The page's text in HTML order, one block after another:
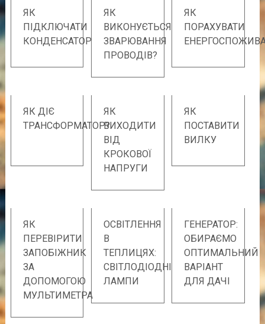
ЯК
ПІДКЛЮЧАТИ
КОНДЕНСАТОР
ЯК
ВИКОНУЄТЬСЯ
ЗВАРЮВАННЯ
ПРОВОДІВ?
ЯК
ПОРАХУВАТИ
ЯК ДІЄ
ТРАНСФОРМАТОР?
ЯК
ВИХОДИТИ
ВІД
КРОКОВОЇ
НАПРУГИ
ЯК
ПОСТАВИТИ
ВИЛКУ
ЯК
ПЕРЕВІРИТИ
ЗАПОБІЖНИК
ЗА
ДОПОМОГОЮ
МУЛЬТИМЕТРА
ОСВІТЛЕННЯ
В
ТЕПЛИЦЯХ:
СВІТЛОДІОДНІ
ЛАМПИ
ГЕНЕРАТОР:
ОБИРАЄМО
ОПТИМАЛЬНИЙ
ВАРІАНТ
ДЛЯ ДАЧІ